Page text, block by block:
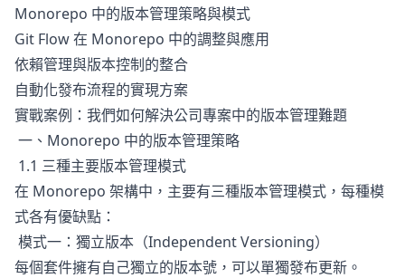
Monorepo 中的版本管理策略與模式
Git Flow 在 Monorepo 中的調整與應用
依賴管理與版本控制的整合
自動化發布流程的實現方案
實戰案例：我們如何解決公司專案中的版本管理難題
一、Monorepo 中的版本管理策略
1.1 三種主要版本管理模式
在 Monorepo 架構中，主要有三種版本管理模式，每種模
式各有優缺點：
模式一：獨立版本（Independent Versioning）
每個套件擁有自己獨立的版本號，可以單獨發布更新。